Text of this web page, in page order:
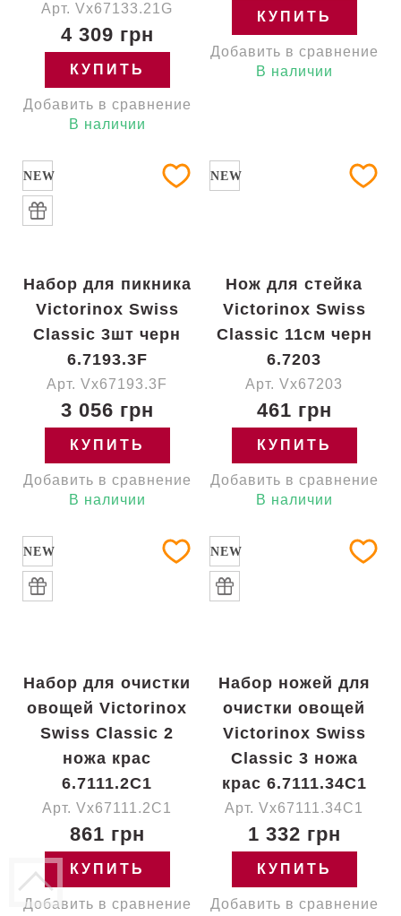
Арт. Vx67133.21G
4 309 грн
КУПИТЬ
Добавить в сравнение
В наличии
КУПИТЬ
Добавить в сравнение
В наличии
NEW
Набор для пикника
Victorinox Swiss
Classic 3шт черн
6.7193.3F
Арт. Vx67193.3F
3 056 грн
КУПИТЬ
Добавить в сравнение
В наличии
NEW
Нож для стейка
Victorinox Swiss
Classic 11см черн
6.7203
Арт. Vx67203
461 грн
КУПИТЬ
Добавить в сравнение
В наличии
NEW
Набор для очистки
овощей Victorinox
Swiss Classic 2
ножа крас
6.7111.2C1
Арт. Vx67111.2C1
861 грн
КУПИТЬ
Добавить в сравнение
NEW
Набор ножей для
очистки овощей
Victorinox Swiss
Classic 3 ножа
крас 6.7111.34C1
Арт. Vx67111.34C1
1 332 грн
КУПИТЬ
Добавить в сравнение